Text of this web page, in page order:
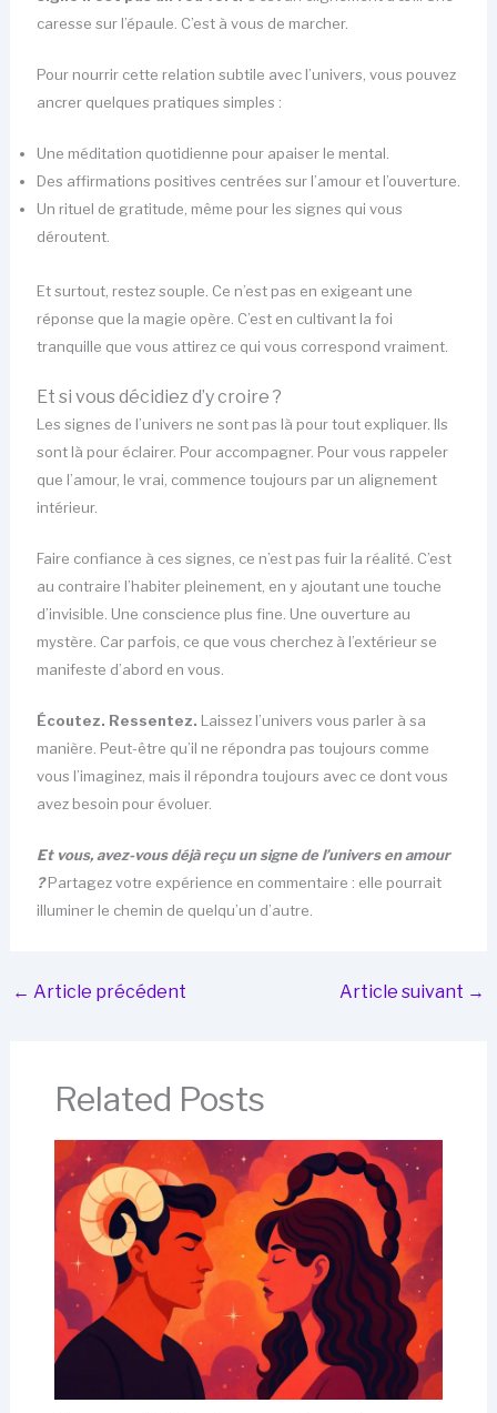
caresse sur l’épaule. C’est à vous de marcher.
Pour nourrir cette relation subtile avec l’univers, vous pouvez
ancrer quelques pratiques simples :
Une méditation quotidienne pour apaiser le mental.
Des affirmations positives centrées sur l’amour et l’ouverture.
Un rituel de gratitude, même pour les signes qui vous
déroutent.
Et surtout, restez souple. Ce n’est pas en exigeant une
réponse que la magie opère. C’est en cultivant la foi
tranquille que vous attirez ce qui vous correspond vraiment.
Et si vous décidiez d’y croire ?
Les signes de l’univers ne sont pas là pour tout expliquer. Ils
sont là pour éclairer. Pour accompagner. Pour vous rappeler
que l’amour, le vrai, commence toujours par un alignement
intérieur.
Faire confiance à ces signes, ce n’est pas fuir la réalité. C’est
au contraire l’habiter pleinement, en y ajoutant une touche
d’invisible. Une conscience plus fine. Une ouverture au
mystère. Car parfois, ce que vous cherchez à l’extérieur se
manifeste d’abord en vous.
Écoutez. Ressentez. Laissez l’univers vous parler à sa
manière. Peut-être qu’il ne répondra pas toujours comme
vous l’imaginez, mais il répondra toujours avec ce dont vous
avez besoin pour évoluer.
Et vous, avez-vous déjà reçu un signe de l’univers en amour
? Partagez votre expérience en commentaire : elle pourrait
illuminer le chemin de quelqu’un d’autre.
← Article précédent Article suivant →
Related Posts